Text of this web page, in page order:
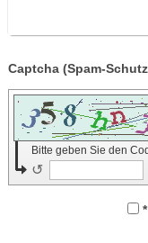
Bitte geben Sie den
↺
*